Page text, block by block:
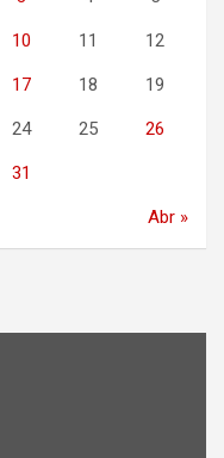
10 11 12
17 18 19
24 25 26
31
Abr »